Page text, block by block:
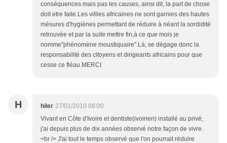
conséquences mais pas les causes, ainsi dit, la part de chose
doit etre faite.Les villles africaines ne sont garnies des hautes
mésures d'hygiènes permettant de réduire à néant la sordidité
retrouvée et par la suite mettre fin,à ce que mois je
nomme"phénomène moustiquaire".Là, se dégage donc la
responsabilité des citoyens et dirigeants africains pour que
cesse ce fléau.MERCI
H hiler 27/01/2010 08:00
Vivant en Côte d'Ivoire et dentiste(ivoirien) installé au privé,
j'ai depuis plus de dix années observé notre façon de vivre.
<br /> J'ai tout le temps observé que l'on pourrait réduire